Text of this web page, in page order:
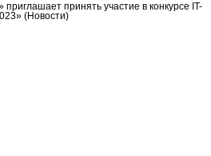
принять участие в конкурсе IT-
(Новости)